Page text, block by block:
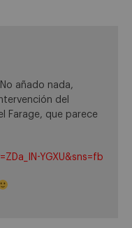
añado nada,
del
Farage, que parece
YGXU&sns=fb